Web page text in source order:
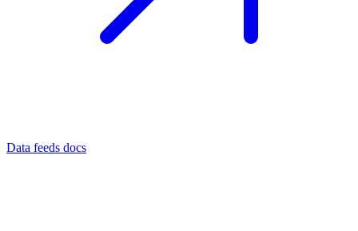
Data feeds docs